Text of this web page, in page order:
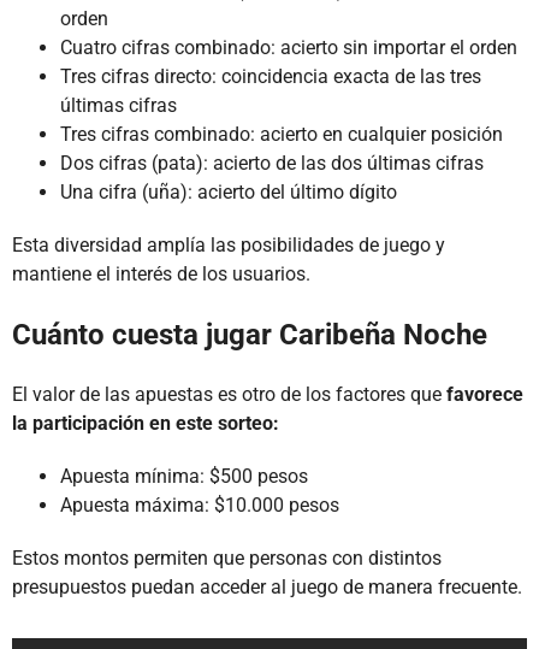
orden
Cuatro cifras combinado: acierto sin importar el orden
Tres cifras directo: coincidencia exacta de las tres
últimas cifras
Tres cifras combinado: acierto en cualquier posición
Dos cifras (pata): acierto de las dos últimas cifras
Una cifra (uña): acierto del último dígito
Esta diversidad amplía las posibilidades de juego y
mantiene el interés de los usuarios.
Cuánto cuesta jugar Caribeña Noche
El valor de las apuestas es otro de los factores que favorece
la participación en este sorteo:
Apuesta mínima: $500 pesos
Apuesta máxima: $10.000 pesos
Estos montos permiten que personas con distintos
presupuestos puedan acceder al juego de manera frecuente.